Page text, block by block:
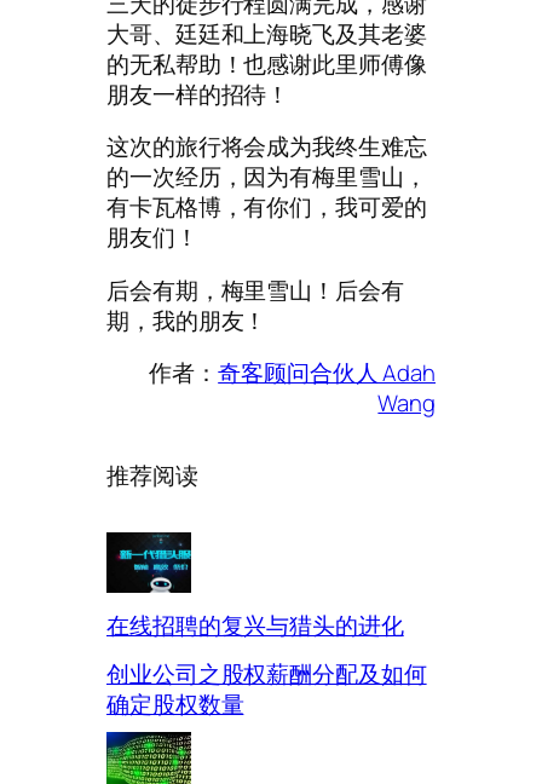
大哥、廷廷和上海晓飞及其老婆
的无私帮助！也感谢此里师傅像
朋友一样的招待！
这次的旅行将会成为我终生难忘
的一次经历，因为有梅里雪山，
有卡瓦格博，有你们，我可爱的
朋友们！
后会有期，梅里雪山！后会有
期，我的朋友！
作者：奇客顾问合伙人 Adah
Wang
推荐阅读
在线招聘的复兴与猎头的进化
创业公司之股权薪酬分配及如何
确定股权数量